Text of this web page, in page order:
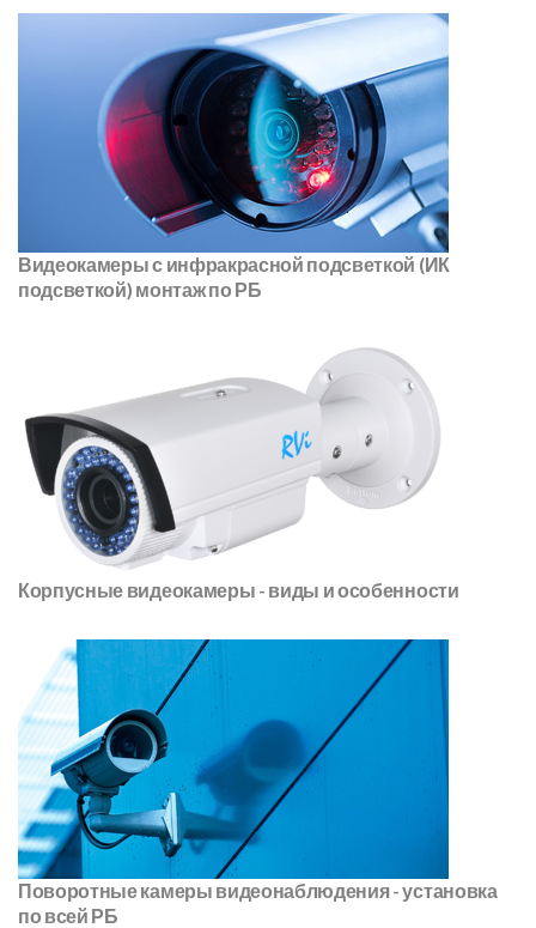
Видеокамеры с инфракрасной подсветкой (ИК
подсветкой) монтаж по РБ
Корпусные видеокамеры - виды и особенности
Поворотные камеры видеонаблюдения - установка
по всей РБ